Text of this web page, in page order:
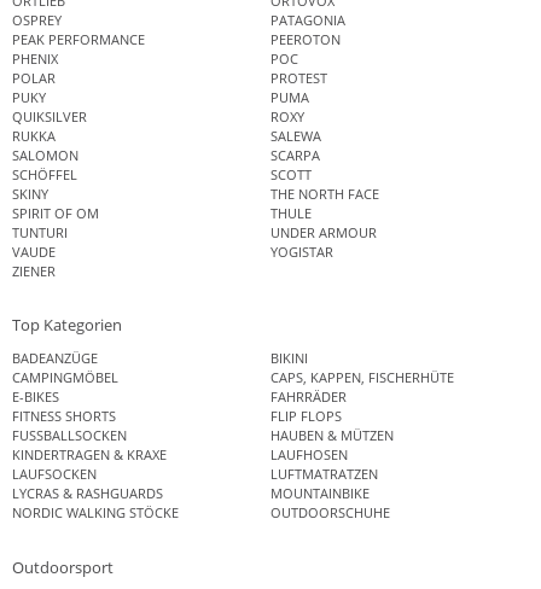
OSPREY
PATAGONIA
PEAK PERFORMANCE
PEEROTON
PHENIX
POC
POLAR
PROTEST
PUKY
PUMA
QUIKSILVER
ROXY
RUKKA
SALEWA
SALOMON
SCARPA
SCHÖFFEL
SCOTT
SKINY
THE NORTH FACE
SPIRIT OF OM
THULE
TUNTURI
UNDER ARMOUR
VAUDE
YOGISTAR
ZIENER
Top Kategorien
BADEANZÜGE
BIKINI
CAMPINGMÖBEL
CAPS, KAPPEN, FISCHERHÜTE
E-BIKES
FAHRRÄDER
FITNESS SHORTS
FLIP FLOPS
FUSSBALLSOCKEN
HAUBEN & MÜTZEN
KINDERTRAGEN & KRAXE
LAUFHOSEN
LAUFSOCKEN
LUFTMATRATZEN
LYCRAS & RASHGUARDS
MOUNTAINBIKE
NORDIC WALKING STÖCKE
OUTDOORSCHUHE
Outdoorsport